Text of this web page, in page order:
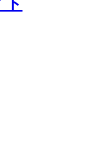
ッフ
」
ン
スについて